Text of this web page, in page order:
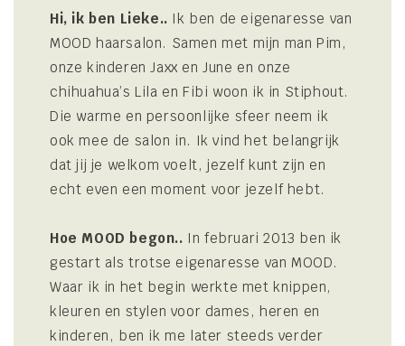
Hi, ik ben Lieke.. Ik ben de eigenaresse van
MOOD haarsalon. Samen met mijn man Pim,
onze kinderen Jaxx en June en onze
chihuahua’s Lila en Fibi woon ik in Stiphout.
Die warme en persoonlijke sfeer neem ik
ook mee de salon in. Ik vind het belangrijk
dat jij je welkom voelt, jezelf kunt zijn en
echt even een moment voor jezelf hebt.
Hoe MOOD begon.. In februari 2013 ben ik
gestart als trotse eigenaresse van MOOD.
Waar ik in het begin werkte met knippen,
kleuren en stylen voor dames, heren en
kinderen, ben ik me later steeds verder